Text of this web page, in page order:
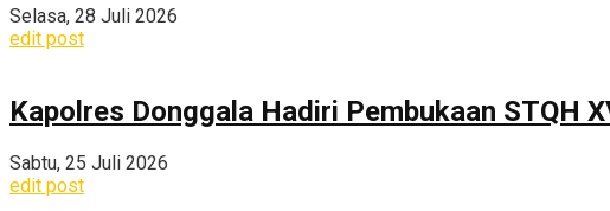
Selasa, 28 Juli 2026
edit post
Kapolres Donggala Hadiri Pembukaan STQH
Sabtu, 25 Juli 2026
edit post